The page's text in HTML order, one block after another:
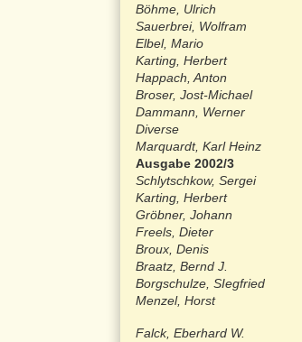
Böhme, Ulrich
Sauerbrei, Wolfram
Elbel, Mario
Karting, Herbert
Happach, Anton
Broser, Jost-Michael
Dammann, Werner
Diverse
Marquardt, Karl Heinz
Ausgabe 2002/3
Schlytschkow, Sergei
Karting, Herbert
Gröbner, Johann
Freels, Dieter
Broux, Denis
Braatz, Bernd J.
Borgschulze, SIegfried
Menzel, Horst
Falck, Eberhard W.